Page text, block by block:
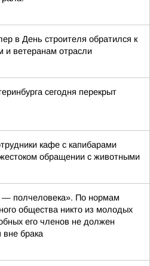
в День строителя обратился к
и ветеранам отрасли
сегодня перекрыт
кафе с капибарами
обращении с животными
— полчеловека». По нормам
общества никто из молодых
его членов не должен
вне брака